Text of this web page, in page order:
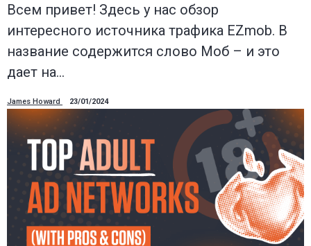
Всем привет! Здесь у нас обзор
интересного источника трафика EZmob. В
название содержится слово Моб – и это
дает на…
James Howard 23/01/2024